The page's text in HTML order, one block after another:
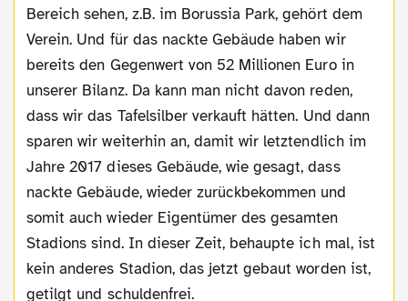
Bereich sehen, z.B. im Borussia Park, gehört dem
Verein. Und für das nackte Gebäude haben wir
bereits den Gegenwert von 52 Millionen Euro in
unserer Bilanz. Da kann man nicht davon reden,
dass wir das Tafelsilber verkauft hätten. Und dann
sparen wir weiterhin an, damit wir letztendlich im
Jahre 2017 dieses Gebäude, wie gesagt, dass
nackte Gebäude, wieder zurückbekommen und
somit auch wieder Eigentümer des gesamten
Stadions sind. In dieser Zeit, behaupte ich mal, ist
kein anderes Stadion, das jetzt gebaut worden ist,
getilgt und schuldenfrei.